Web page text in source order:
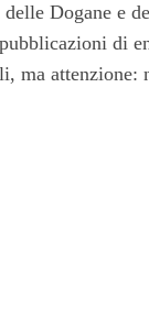
delle Dogane
di
ma